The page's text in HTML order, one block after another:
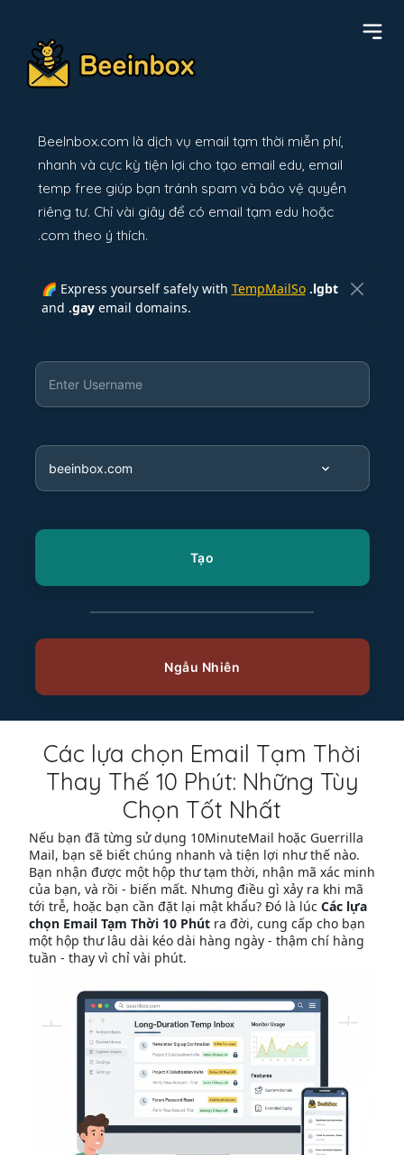
BeeInbox.com là dịch vụ email tạm thời miễn phí,
nhanh và cực kỳ tiện lợi cho tạo email edu, email
temp free giúp bạn tránh spam và bảo vệ quyền
riêng tư. Chỉ vài giây để có email tạm edu hoặc
.com theo ý thích.
🌈 Express yourself safely with TempMailSo .lgbt
and .gayemail domains.
Các lựa chọn Email Tạm Thời
Thay Thế 10 Phút: Những Tùy
Chọn Tốt Nhất
Nếu bạn đã từng sử dụng 10MinuteMail hoặc Guerrilla
Mail, bạn sẽ biết chúng nhanh và tiện lợi như thế nào.
Bạn nhận được một hộp thư tạm thời, nhận mã xác minh
của bạn, và rồi - biến mất. Nhưng điều gì xảy ra khi mã
tới trễ, hoặc bạn cần đặt lại mật khẩu? Đó là lúc Các lựa
chọn Email Tạm Thời 10 Phútra đời, cung cấp cho bạn
một hộp thư lâu dài kéo dài hàng ngày - thậm chí hàng
tuần - thay vì chỉ vài phút.